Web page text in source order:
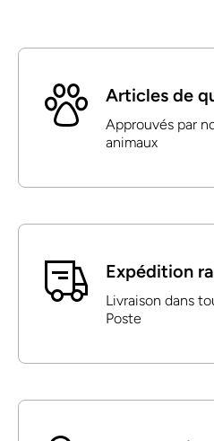
Articles de
Approuvés par
animaux
Expédition
Livraison dans
Poste